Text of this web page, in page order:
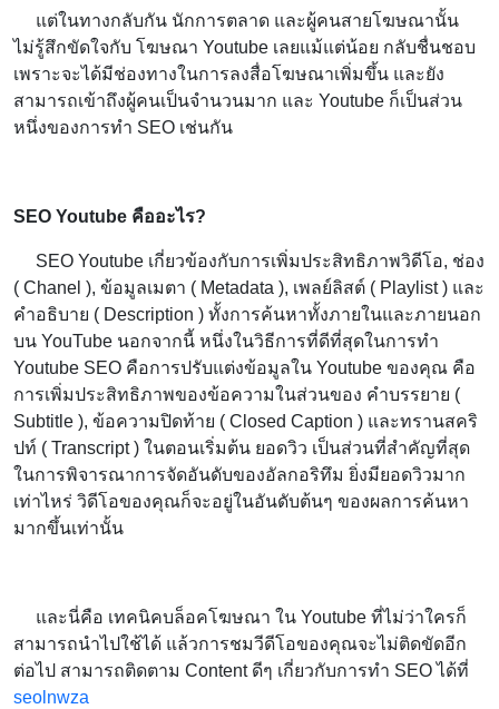
แต่ในทางกลับกัน นักการตลาด และผู้คนสายโฆษณานั้น
ไม่รู้สึกขัดใจกับ โฆษณา Youtube เลยแม้แต่น้อย กลับชื่นชอบ
เพราะจะได้มีช่องทางในการลงสื่อโฆษณาเพิ่มขึ้น และยัง
สามารถเข้าถึงผู้คนเป็นจำนวนมาก และ Youtube ก็เป็นส่วน
หนึ่งของการทำ SEO เช่นกัน
SEO Youtube คืออะไร?
SEO Youtube เกี่ยวข้องกับการเพิ่มประสิทธิภาพวิดีโอ, ช่อง
( Chanel ), ข้อมูลเมตา ( Metadata ), เพลย์ลิสต์ ( Playlist ) และ
คำอธิบาย ( Description ) ทั้งการค้นหาทั้งภายในและภายนอก
บน YouTube นอกจากนี้ หนึ่งในวิธีการที่ดีที่สุดในการทำ
Youtube SEO คือการปรับแต่งข้อมูลใน Youtube ของคุณ คือ
การเพิ่มประสิทธิภาพของข้อความในส่วนของ คำบรรยาย (
Subtitle ), ข้อความปิดท้าย ( Closed Caption ) และทรานสคริ
ปท์ ( Transcript ) ในตอนเริ่มต้น ยอดวิว เป็นส่วนที่สำคัญที่สุด
ในการพิจารณาการจัดอันดับของอัลกอริทึม ยิ่งมียอดวิวมาก
เท่าไหร่ วิดีโอของคุณก็จะอยู่ในอันดับต้นๆ ของผลการค้นหา
มากขึ้นเท่านั้น
และนี่คือ เทคนิคบล็อคโฆษณา ใน Youtube ที่ไม่ว่าใครก็
สามารถนำไปใช้ได้ แล้วการชมวีดีโอของคุณจะไม่ติดขัดอีก
ต่อไป สามารถติดตาม Content ดีๆ เกี่ยวกับการทำ SEO ได้ที่
seolnwza